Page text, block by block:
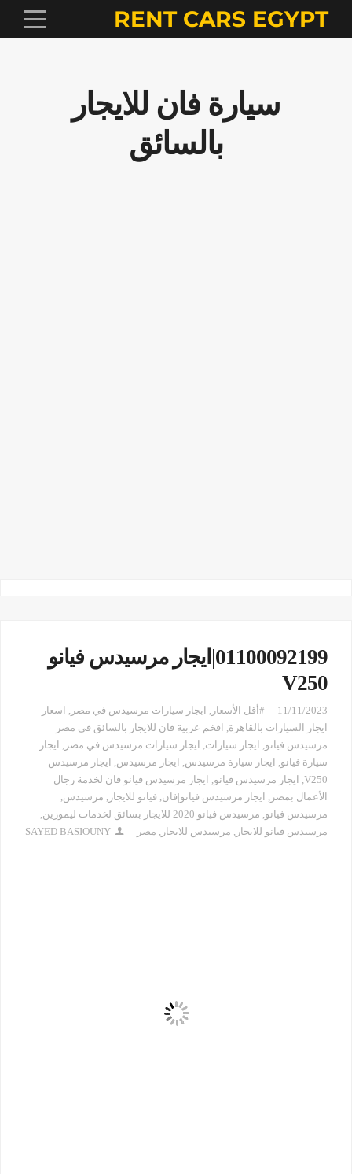
RENT CARS EGYPT
سيارة فان للايجار
بالسائق
01100092199|ايجار مرسيدس فيانو
V250
11/11/2023 #أقل الأسعار , ابجار سيارات مرسيدس في مصر , اسعار
ايجار السيارات بالقاهرة, افخم عربية فان للايجار بالسائق في مصر
مرسيدس فيانو, ايجار سيارات, ايجار سيارات مرسيدس في مصر , ايجار
سيارة فيانو, ايجار سيارة مرسيدس, ايجار مرسيدس, ايجار مرسيدس
V250
, ايجار مرسيدس فيانو, ايجار مرسيدس فيانو فان لخدمة رجال
الأعمال بمصر , ايجار مرسيدس فيانو|فان, فيانو للايجار , مرسيدس,
مرسيدس فيانو, مرسيدس فيانو 2020 للايجار بسائق لخدمات ليموزين
,
مرسيدس فيانو للايجار , مرسيدس للايجار , مصر SAYED BASIOUNY